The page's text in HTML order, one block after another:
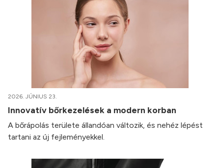
2026. JÚNIUS 23.
Innovatív bőrkezelések a modern korban
A bőrápolás területe állandóan változik, és nehéz lépést
tartani az új fejleményekkel.